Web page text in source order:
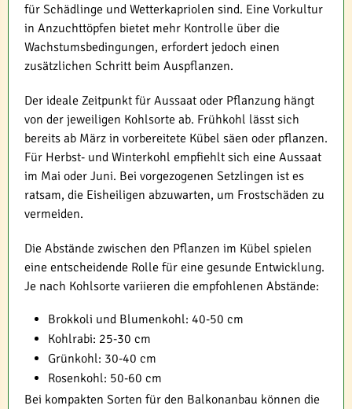
für Schädlinge und Wetterkapriolen sind. Eine Vorkultur
in Anzuchttöpfen bietet mehr Kontrolle über die
Wachstumsbedingungen, erfordert jedoch einen
zusätzlichen Schritt beim Auspflanzen.
Der ideale Zeitpunkt für Aussaat oder Pflanzung hängt
von der jeweiligen Kohlsorte ab. Frühkohl lässt sich
bereits ab März in vorbereitete Kübel säen oder pflanzen.
Für Herbst- und Winterkohl empfiehlt sich eine Aussaat
im Mai oder Juni. Bei vorgezogenen Setzlingen ist es
ratsam, die Eisheiligen abzuwarten, um Frostschäden zu
vermeiden.
Die Abstände zwischen den Pflanzen im Kübel spielen
eine entscheidende Rolle für eine gesunde Entwicklung.
Je nach Kohlsorte variieren die empfohlenen Abstände:
Brokkoli und Blumenkohl: 40-50 cm
Kohlrabi: 25-30 cm
Grünkohl: 30-40 cm
Rosenkohl: 50-60 cm
Bei kompakten Sorten für den Balkonanbau können die